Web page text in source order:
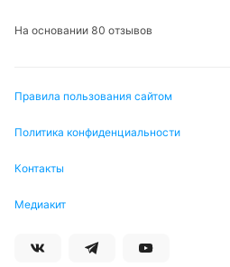
На основании 80 отзывов
Правила пользования сайтом
Политика конфиденциальности
Контакты
Медиакит